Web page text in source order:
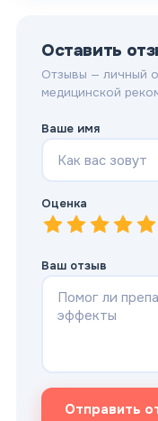
Оставить
Отзывы — личный
медицинской
Ваше имя
Оценка
4—
3—
2—Плохо
1—Очень
Ваш отзыв
Отправить